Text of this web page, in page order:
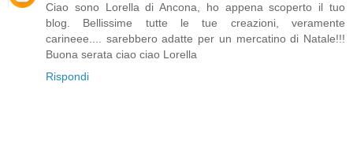
Ciao sono Lorella di Ancona, ho appena scoperto il tuo
blog. Bellissime tutte le tue creazioni, veramente
carineee.... sarebbero adatte per un mercatino di Natale!!!
Buona serata ciao ciao Lorella
Rispondi